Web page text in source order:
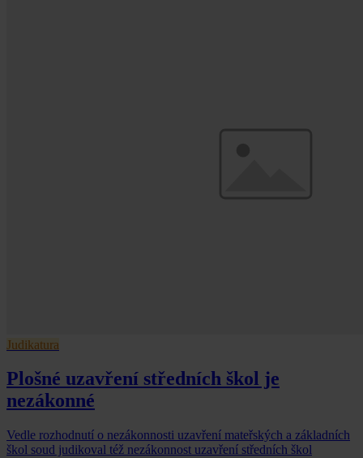
Judikatura
Plošné uzavření středních škol je
nezákonné
Vedle rozhodnutí o nezákonnosti uzavření mateřských a základních
škol soud judikoval též nezákonnost uzavření středních škol